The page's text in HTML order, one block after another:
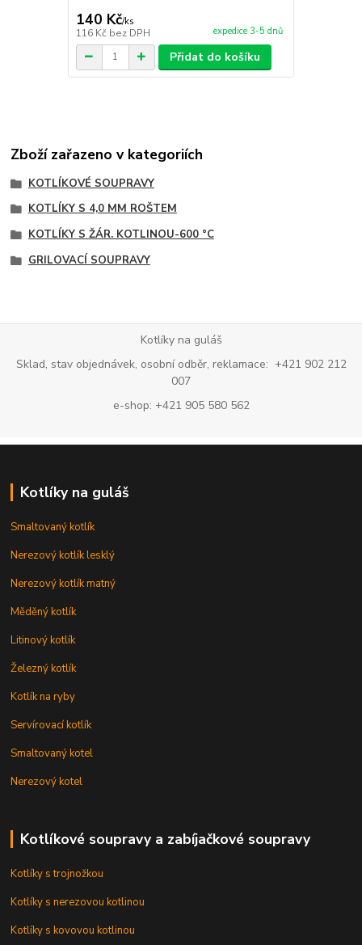
140 Kč/ks
116 Kč bez DPH expedice 3-5 dnů
Přidat do košíku
Zboží zařazeno v kategoriích
KOTLÍKOVÉ SOUPRAVY
KOTLÍKY S 4,0 MM ROŠTEM
KOTLÍKY S ŽÁR. KOTLINOU-600 °C
GRILOVACÍ SOUPRAVY
Kotlíky na guláš
Sklad, stav objednávek, osobní odběr, reklamace: +421 902 212
007
e-shop: +421 905 580 562
Kotlíky na guláš
Smaltovaný kotlík
Nerezový kotlík lesklý
Nerezový kotlík matný
Měděný kotlík
Litinový kotlík
Železný kotlík
Kotlík na ryby
Servírovací kotlík
Smaltovaný kotel
Nerezový kotel
Kotlíkové soupravy a zabíjačkové soupravy
Kotlíky s trojnožkou
Kotlíky s nerezovou kotlinou
Kotlíky s kovovou kotlinou